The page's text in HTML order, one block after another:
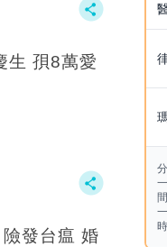
生 孭8萬愛
發台瘟 婚